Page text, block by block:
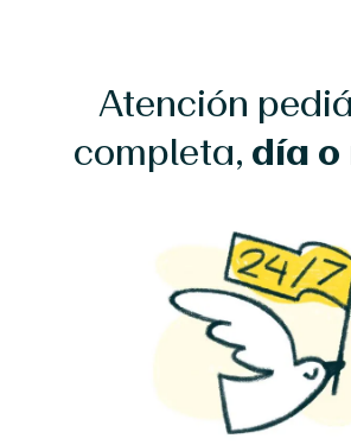
Atención
completa, día o